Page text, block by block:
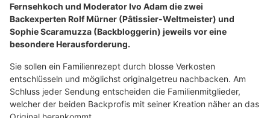
Fernsehkoch und Moderator Ivo Adam die zwei
Backexperten Rolf Mürner (Pâtissier-Weltmeister) und
Sophie Scaramuzza (Backbloggerin) jeweils vor eine
besondere Herausforderung.
Sie sollen ein Familienrezept durch blosse Verkosten
entschlüsseln und möglichst originalgetreu nachbacken. Am
Schluss jeder Sendung entscheiden die Familienmitglieder,
welcher der beiden Backprofis mit seiner Kreation näher an das